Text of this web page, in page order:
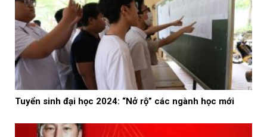
Tuyển sinh đại học 2024: “Nở rộ” các ngành học mới